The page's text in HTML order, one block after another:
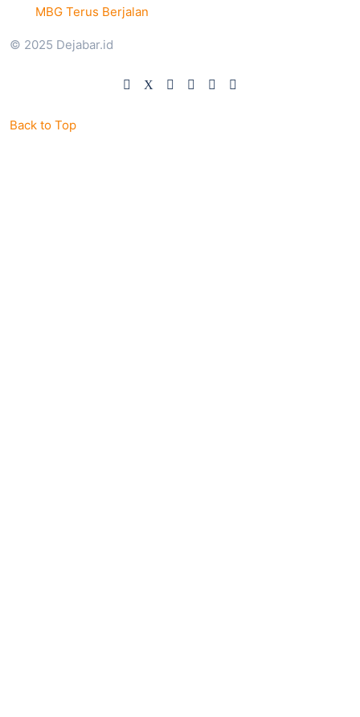
MBG Terus Berjalan
© 2025 Dejabar.id
Back to Top